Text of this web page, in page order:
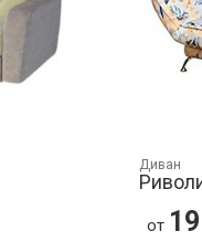
Диван
от